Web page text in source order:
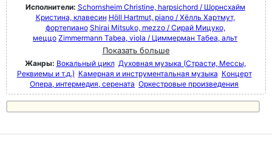
Исполнители: Schornsheim Christine, harpsichord / Шорнсхайм
Кристина, клавесин Höll Hartmut, piano / Хёлль Хартмут,
фортепиано Shirai Mitsuko, mezzo / Сирай Мицуко,
меццо Zimmermann Tabea, viola / Циммерман Табеа, альт
Показать больше
Жанры: Вокальный цикл Духовная музыка (Страсти, Мессы,
Реквиемы и т.д.) Камерная и инструментальная музыка Концерт
Опера, интермедия, серената Оркестровые произведения